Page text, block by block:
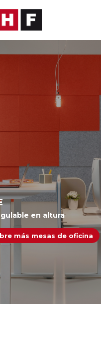
en altura
más mesas de oficina